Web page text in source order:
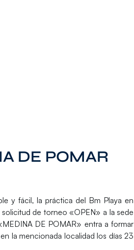
DE POMAR
y fácil, la práctica del Bm Playa en
de torneo «OPEN» a la sede
DE POMAR» entra a formar
la mencionada localidad los días 23